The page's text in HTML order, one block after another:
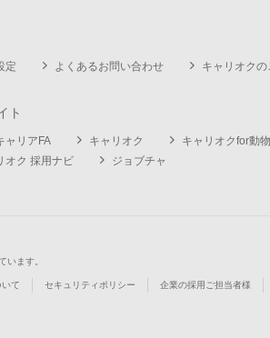
定 よくあるお問い合わせ キャリオク
ト
ャリアFA キャリオク キャリオクfor動
オク 採用ナビ
ジョブチャ
います。
て セキュリティポリシー 企業の採用ご担当者様